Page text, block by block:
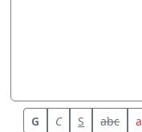
G C S abc a